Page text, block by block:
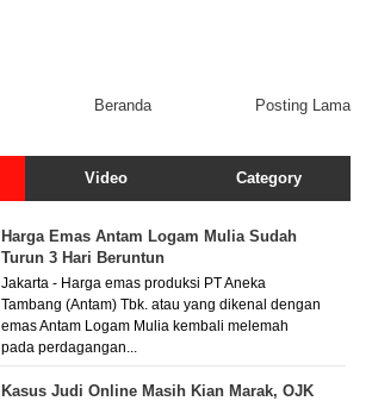
Posting Lama
Beranda
Video Category
Harga Emas Antam Logam Mulia Sudah
Turun 3 Hari Beruntun
Jakarta - Harga emas produksi PT Aneka
Tambang (Antam) Tbk. atau yang dikenal dengan
emas Antam Logam Mulia kembali melemah
pada perdagangan...
Kasus Judi Online Masih Kian Marak, OJK